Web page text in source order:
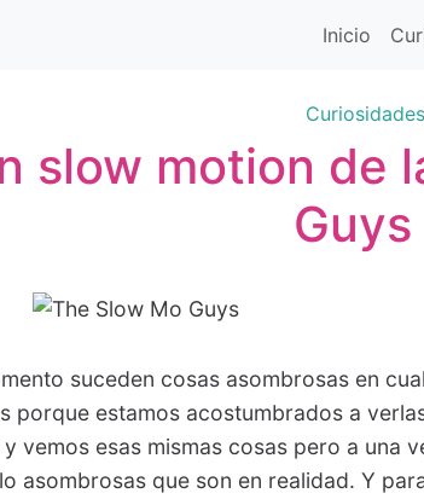
Inicio
Curiosidades
slow motion de
Guys
suceden cosas asombrosas en
porque estamos acostumbrados a
vemos esas mismas cosas pero a una
asombrosas que son en realidad. Y